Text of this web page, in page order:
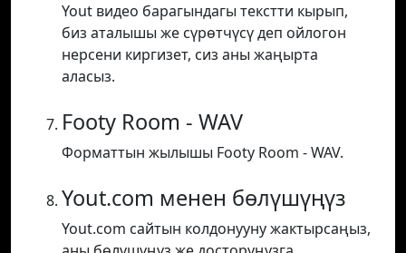
Yout видео барагындагы текстти кырып,
биз аталышы же сүрөтчүсү деп ойлогон
нерсени киргизет, сиз аны жаңырта
аласыз.
Footy Room - WAV
Форматтын жылышы Footy Room - WAV.
Yout.com менен бөлүшүңүз
Yout.com сайтын колдонууну жактырсаңыз,